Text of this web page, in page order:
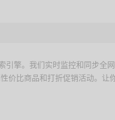
擎。我们实时监控和同步全
价比商品和打折促销活动。让